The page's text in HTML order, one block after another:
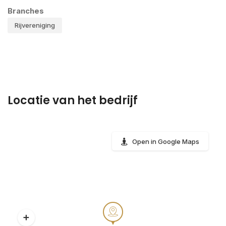
Branches
Rijvereniging
Locatie van het bedrijf
Open in Google Maps